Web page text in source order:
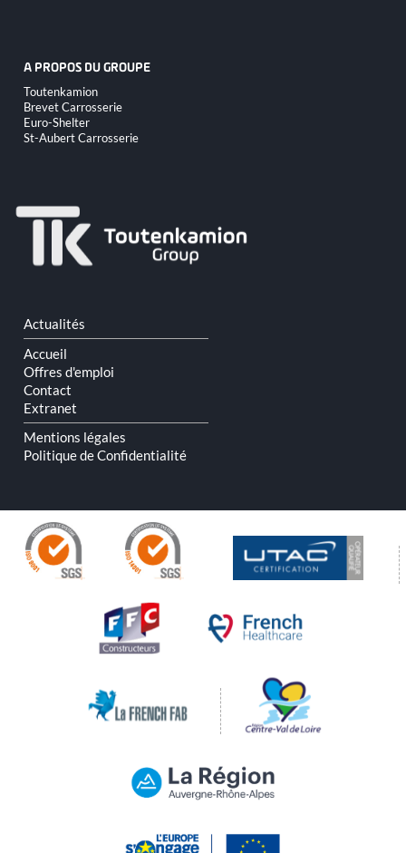
A PROPOS DU GROUPE
Aller
au
contenu
Toutenkamion
Brevet Carrosserie
Euro-Shelter
St-Aubert Carrosserie
Aller
au
contenu
Actualités
Accueil
Offres d'emploi
Contact
Extranet
Mentions légales
Politique de Confidentialité